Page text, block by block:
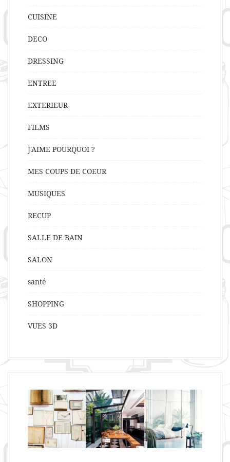
CUISINE
DECO
DRESSING
ENTREE
EXTERIEUR
FILMS
J'AIME POURQUOI ?
MES COUPS DE COEUR
MUSIQUES
RECUP
SALLE DE BAIN
SALON
santé
SHOPPING
VUES 3D